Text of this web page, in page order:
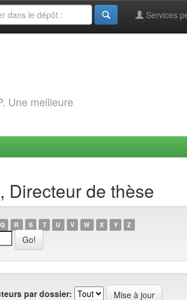
Services
Une meilleure
Directeur de thèse
Q R S T U V W X Y Z
par dossier: